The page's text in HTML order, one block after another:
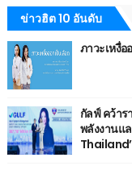
ข่าวฮิต 10 อันดับ
ภาวะเหงื่อ
กัลฟ์ คว้า
พลังงานแ